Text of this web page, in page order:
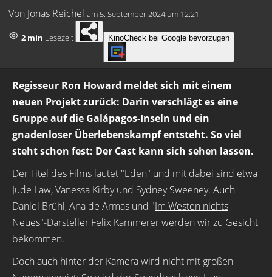
Von Jonas Reichel am 5. September 2024 um 12:21
2 min Lesezeit KinoCheck bei Google bevorzugen
Regisseur Ron Howard meldet sich mit einem
neuen Projekt zurück: Darin verschlägt es eine
Gruppe auf die Galápagos-Inseln und ein
gnadenloser Überlebenskampf entsteht. So viel
steht schon fest: Der Cast kann sich sehen lassen.
Der Titel des Films lautet "Eden" und mit dabei sind etwa
Jude Law, Vanessa Kirby und Sydney Sweeney. Auch
Daniel Brühl, Ana de Armas und "Im Westen nichts
Neues"-Darsteller Felix Kammerer werden wir zu Gesicht
bekommen.
Doch auch hinter der Kamera wird nicht mit großen